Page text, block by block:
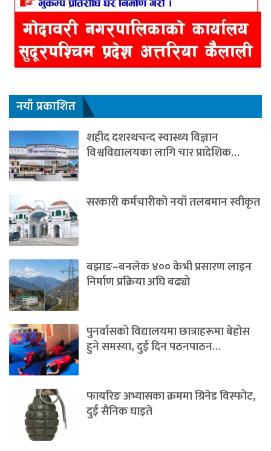
नयाँ प्रकाशित
शहीद दशरथचन्द स्वास्थ्य विज्ञान
विश्वविद्यालयका लागि चार प्रादेशिक…
सरकारी कर्मचारीको नयाँ तलबमान स्वीकृत
बझाङ–बनलेक ४०० केभी प्रसारण लाइन
निर्माण प्रक्रिया अघि बढ्यो
पुनर्वासको विद्यालयमा छात्राहरूमा बेहोस
हुने समस्या, दुई दिन पठनपाठन…
फायरिङ अभ्यासका क्रममा ग्रिनेड विस्फोट,
दुई सैनिक घाइते